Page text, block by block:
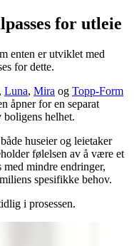
for utleie
enten er utviklet med
for dette.
, Luna, Mira og Topp-Form
åpner for en separat
boligens helhet.
huseier og leietaker
følelsen av å være et
mindre endringer,
spesifikke behov.
i prosessen.